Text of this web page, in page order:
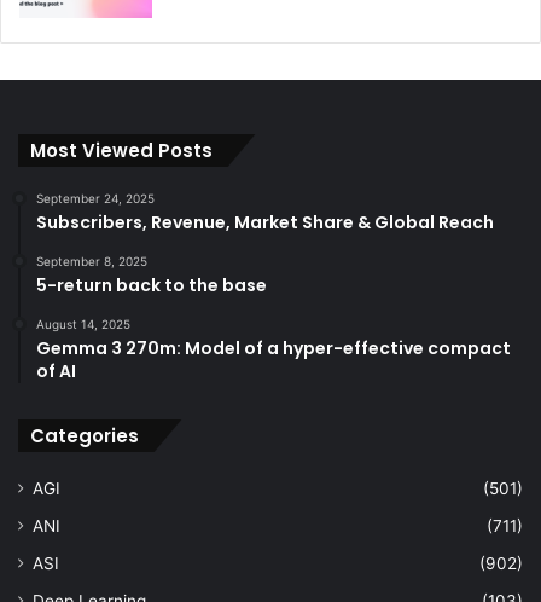
Most Viewed Posts
September 24, 2025
Subscribers, Revenue, Market Share & Global Reach
September 8, 2025
5-return back to the base
August 14, 2025
Gemma 3 270m: Model of a hyper-effective compact
of AI
Categories
AGI
(501)
ANI
(711)
ASI
(902)